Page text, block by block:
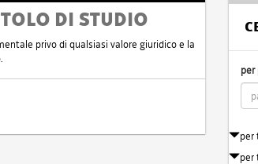
DI STUDIO
privo di qualsiasi valore giuridico e la
per
per
per